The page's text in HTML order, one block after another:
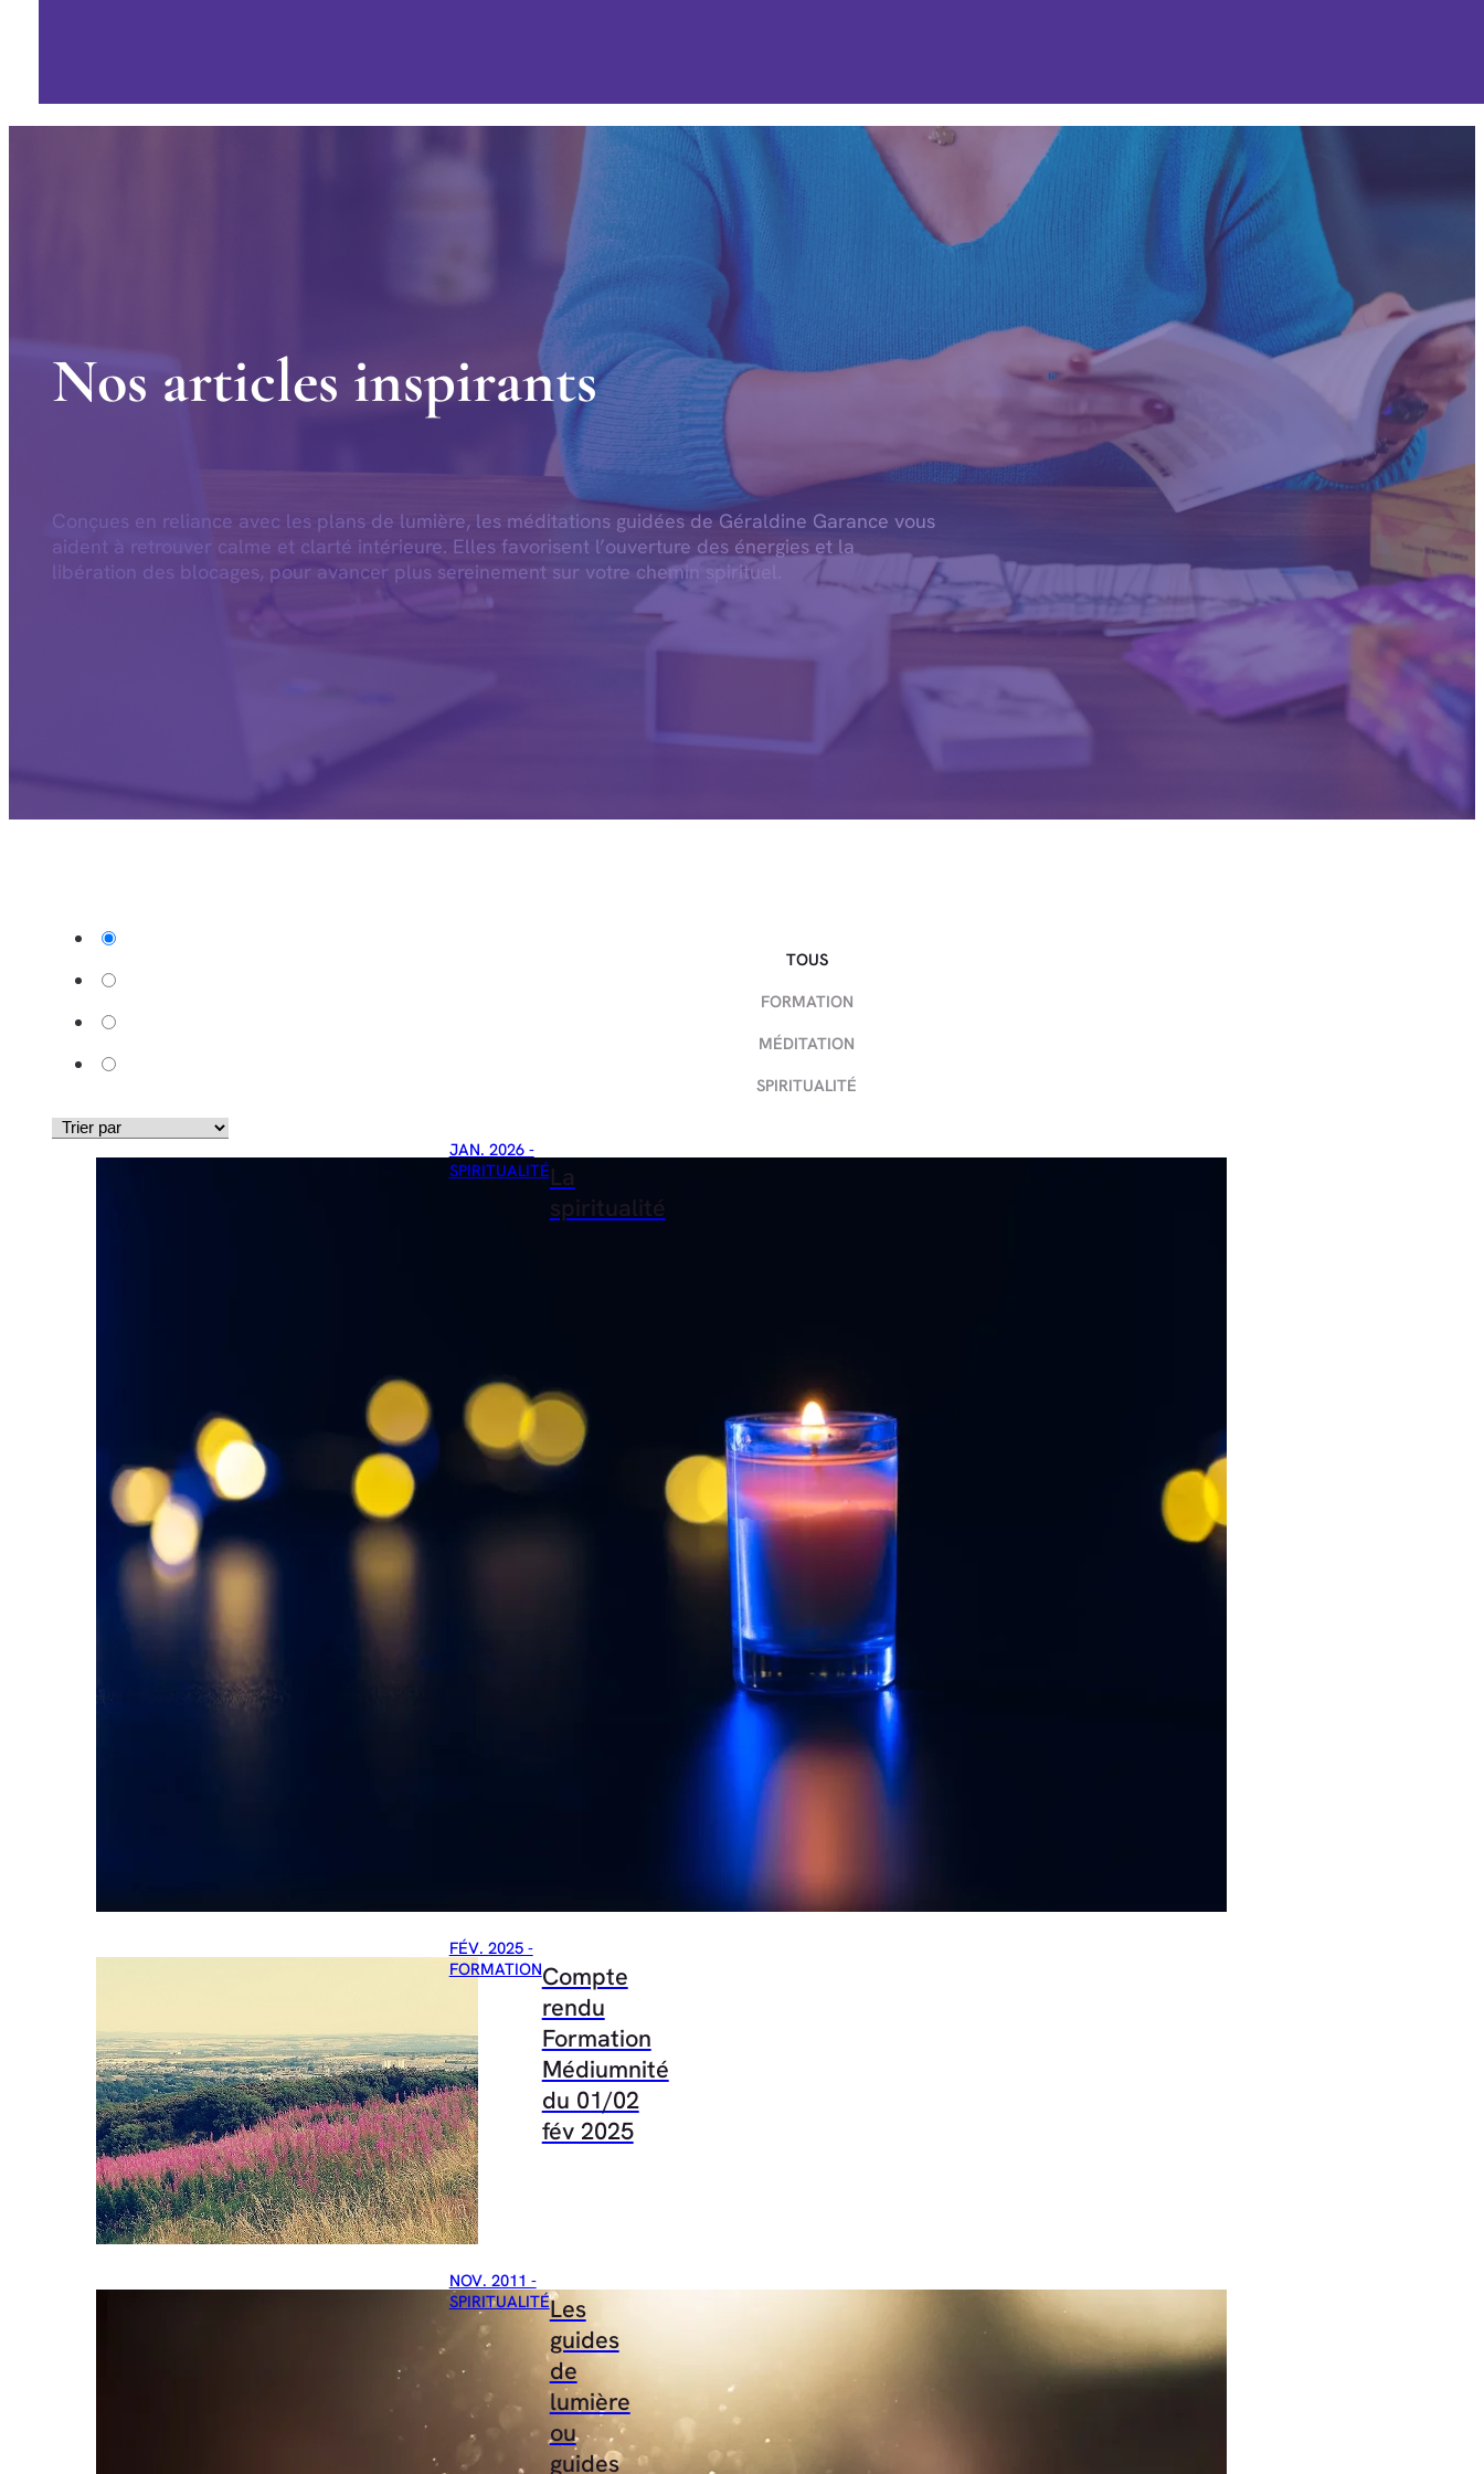
Nos articles inspirants
Conçues en reliance avec les plans de lumière, les méditations guidées de Géraldine Garance vous
aident à retrouver calme et clarté intérieure. Elles favorisent l’ouverture des énergies et la
libération des blocages, pour avancer plus sereinement sur votre chemin spirituel.
TOUS
FORMATION
MÉDITATION
SPIRITUALITÉ
JAN. 2026 -
SPIRITUALITÉLa
spiritualité
FÉV. 2025 -
FORMATIONCompte
rendu
Formation
Médiumnité
du 01/02
fév 2025
NOV. 2011 -
SPIRITUALITÉLes
guides
de
lumière
ou
guides